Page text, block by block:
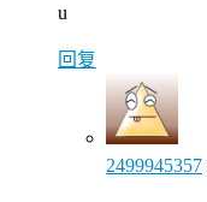
u
回复
2499945357